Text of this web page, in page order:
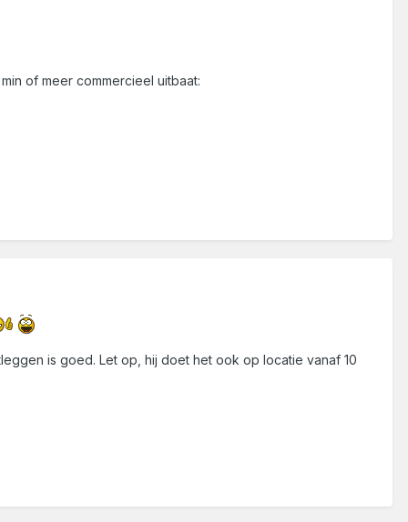
of meer commercieel uitbaat:
is goed. Let op, hij doet het ook op locatie vanaf 10